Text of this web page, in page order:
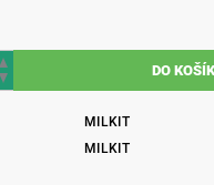
MILKIT
MILKIT